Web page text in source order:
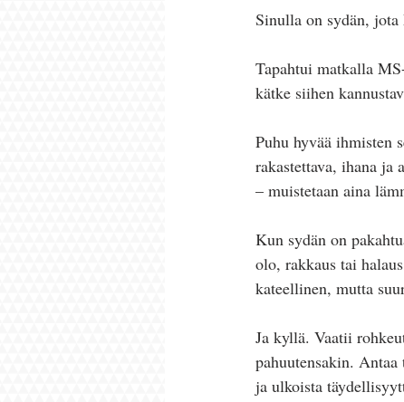
Sinulla on sydän,
Tapahtui matkalla
kätke siihen
Puhu hyvää ihmisten
rakastettava, ihana ja
– muistetaan aina
Kun sydän on
olo, rakkaus tai
kateellinen, mutta
Ja kyllä. Vaatii
pahuutensakin.
ja ulkoista